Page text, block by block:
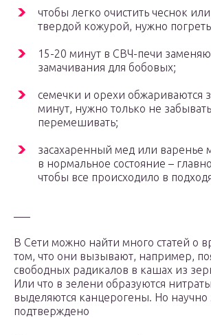
чтобы легко очистить чеснок
твердой кожурой, нужно
15-20 минут в СВЧ-печи
замачивания для бобовых;
семечки и орехи обжариваются
минут, нужно только не
перемешивать;
засахаренный мед или варенье
в нормальное состояние –
чтобы все происходило в
В Сети можно найти много статей о
том, что они вызывают, например,
свободных радикалов в кашах из
Или что в зелени образуются
выделяются канцерогены. Но научно
подтверждено